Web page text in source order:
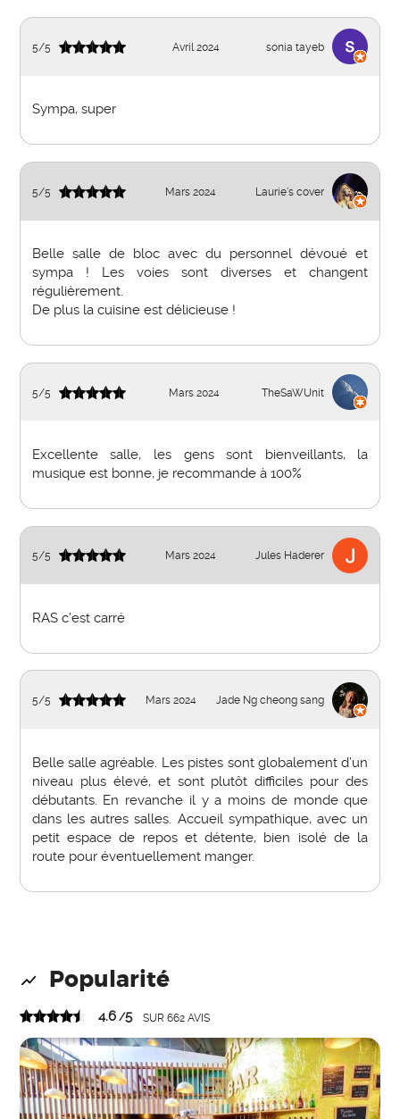
5/5 Avril 2024 sonia tayeb
Sympa, super
5/5 Mars 2024 Laurie's cover
Belle salle de bloc avec du personnel dévoué et
sympa ! Les voies sont diverses et changent
régulièrement.
De plus la cuisine est délicieuse !
5/5 Mars 2024 TheSaWUnit
Excellente salle, les gens sont bienveillants, la
musique est bonne, je recommande à 100%
5/5 Mars 2024 Jules Haderer
RAS c’est carré
5/5 Mars 2024 Jade Ng cheong sang
Belle salle agréable. Les pistes sont globalement d’un
niveau plus élevé, et sont plutôt difficiles pour des
débutants. En revanche il y a moins de monde que
dans les autres salles. Accueil sympathique, avec un
petit espace de repos et détente, bien isolé de la
route pour éventuellement manger.
Popularité
4.6/5 SUR662 AVIS